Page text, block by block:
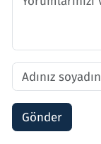
Gönder